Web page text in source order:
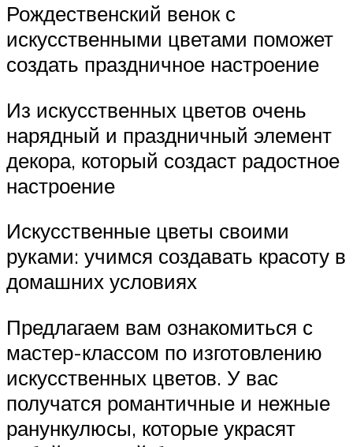
Рождественский венок с
искусственными цветами поможет
создать праздничное настроение
Из искусственных цветов очень
нарядный и праздничный элемент
декора, который создаст радостное
настроение
Искусственные цветы своими
руками: учимся создавать красоту в
домашних условиях
Предлагаем вам ознакомиться с
мастер-классом по изготовлению
искусственных цветов. У вас
получатся романтичные и нежные
ранункулюсы, которые украсят